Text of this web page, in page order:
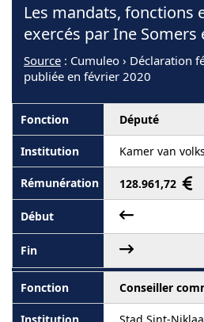
Les mandats, fonctions
exercés par Ine Somers
Source : Cumuleo › Déclaration
publiée en février 2020
Député
Kamer van
128.961,72
Conseiller